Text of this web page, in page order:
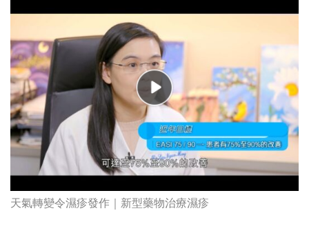
天氣轉變令濕疹發作｜新型藥物治療濕疹